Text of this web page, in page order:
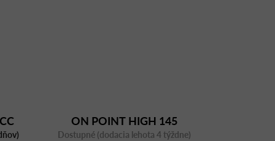
ON POINT HIGH 145
Dostupné (dodacia lehota 4 týždne)